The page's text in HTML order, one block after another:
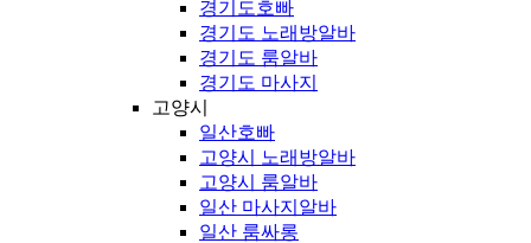
경기도호빠
경기도 노래방알바
경기도 룸알바
경기도 마사지
고양시
일산호빠
고양시 노래방알바
고양시 룸알바
일산 마사지알바
일산 룸싸롱